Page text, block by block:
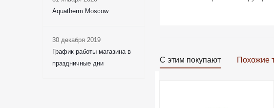
С этим покупают Похожие
Aquatherm Moscow
30 декабря 2019
График работы магазина в
праздничные дни